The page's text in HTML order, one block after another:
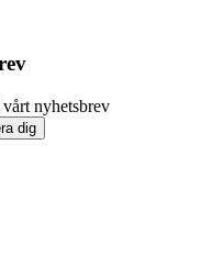
nyhetsbrev
dig